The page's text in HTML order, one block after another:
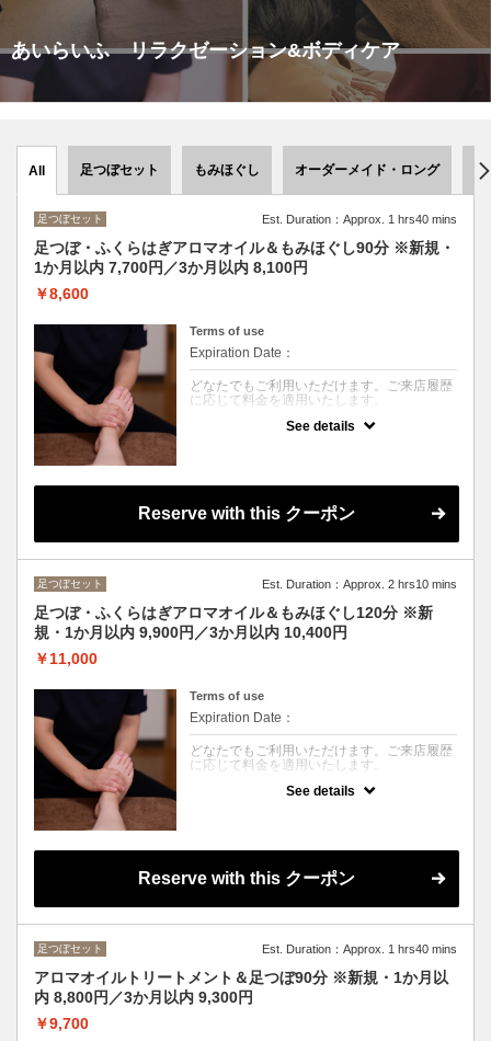
あいらいふ リラクゼーション&ボディケア
All 足つぼセット もみほぐし オーダーメイド・ロング
足つぼセット Est. Duration：Approx. 1 hrs40 mins
足つぼ・ふくらはぎアロマオイル＆もみほぐし90分 ※新規・
1か月以内 7,700円／3か月以内 8,100円
￥8,600
Terms of use
Expiration Date：
どなたでもご利用いただけます。ご来店履歴
に応じて料金を適用いたします。
ートメントと着衣での全身もみほぐしで、全
こんな方におすすめ
肩や腰のお疲れ、全身のだるさ、足の疲れ、
See details
Reserve with this クーポン
足つぼセット Est. Duration：Approx. 2 hrs10 mins
足つぼ・ふくらはぎアロマオイル＆もみほぐし120分 ※新
規・1か月以内 9,900円／3か月以内 10,400円
￥11,000
Terms of use
Expiration Date：
どなたでもご利用いただけます。ご来店履歴
に応じて料金を適用いたします。
身をバランスよくケアします。
こんな方におすすめ
肩や腰のお疲れ、全身のだるさ、足の疲れ、
冷えが気になる方におすすめです。
See details
Reserve with this クーポン
足つぼセット Est. Duration：Approx. 1 hrs40 mins
アロマオイルトリートメント＆足つぼ90分 ※新規・1か月以
内 8,800円／3か月以内 9,300円
￥9,700